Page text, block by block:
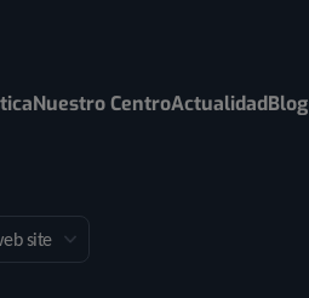
Nuestro CentroActualidadBlog
site